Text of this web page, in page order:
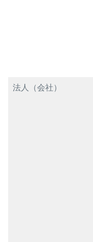
法人（会社）